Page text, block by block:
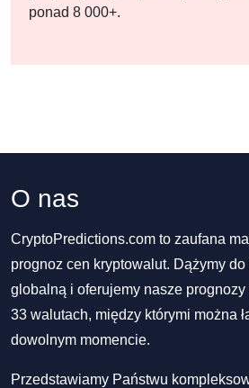
ponad 8 000+.
O nas
CryptoPredictions.com to zaufana
prognoz cen kryptowalut. Dążymy do
globalną i oferujemy nasze
33 walutach, między którymi można
dowolnym momencie.
Przedstawiamy Państwu